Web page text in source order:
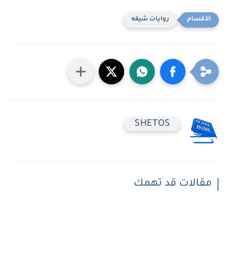
روايات شيقه
SHETOS
مقالات قد تهمك